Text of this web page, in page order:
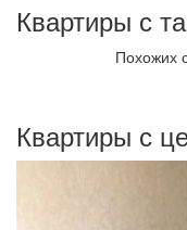
Квартиры с
Похожих
Квартиры с